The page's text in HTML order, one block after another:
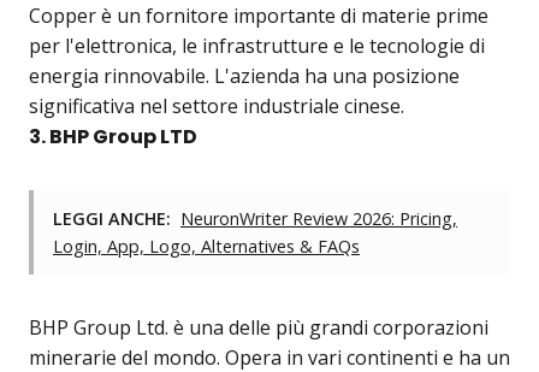
Copper è un fornitore importante di materie prime
per l'elettronica, le infrastrutture e le tecnologie di
energia rinnovabile. L'azienda ha una posizione
significativa nel settore industriale cinese.
3. BHP Group LTD
LEGGI ANCHE: NeuronWriter Review 2026: Pricing,
Login, App, Logo, Alternatives & FAQs
BHP Group Ltd. è una delle più grandi corporazioni
minerarie del mondo. Opera in vari continenti e ha un